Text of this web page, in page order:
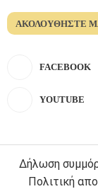
ΑΚΟΛΟΥΘΉΣΤΕ
FACEBOOK
YOUTUBE
Δήλωση
Πολιτική